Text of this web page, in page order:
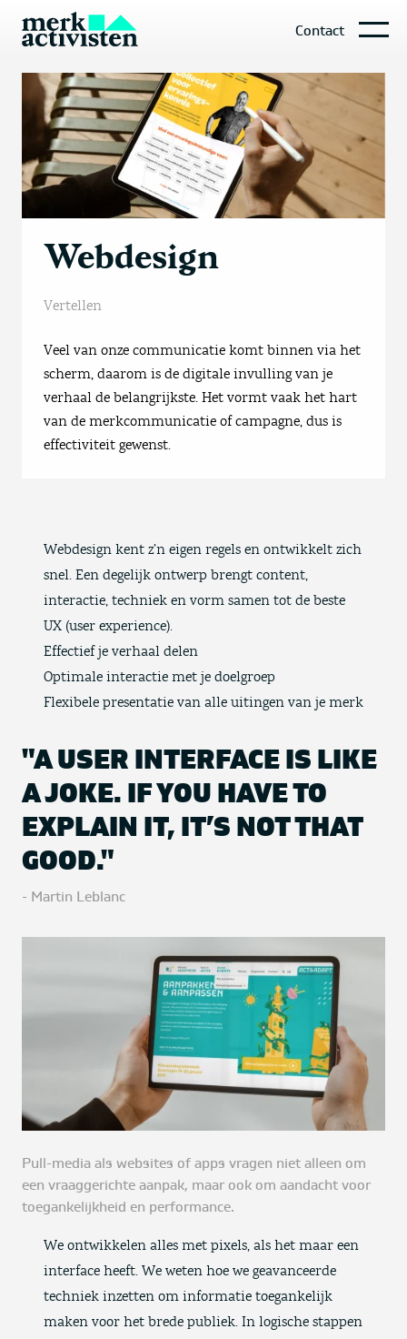
Contact
Webdesign
Vertellen
Veel van onze communicatie komt binnen via het
scherm, daarom is de digitale invulling van je
verhaal de belangrijkste. Het vormt vaak het hart
van de merkcommunicatie of campagne, dus is
effectiviteit gewenst.
Webdesign kent z’n eigen regels en ontwikkelt zich
snel. Een degelijk ontwerp brengt content,
interactie, techniek en vorm samen tot de beste
UX (user experience).
Effectief je verhaal delen
Optimale interactie met je doelgroep
Flexibele presentatie van alle uitingen van je merk
"A USER INTERFACE IS LIKE
A JOKE. IF YOU HAVE TO
EXPLAIN IT, IT’S NOT THAT
GOOD."
- Martin Leblanc
Pull-media als websites of apps vragen niet alleen om
een vraaggerichte aanpak, maar ook om aandacht voor
toegankelijkheid en performance.
We ontwikkelen alles met pixels, als het maar een
interface heeft. We weten hoe we geavanceerde
techniek inzetten om informatie toegankelijk
maken voor het brede publiek. In logische stappen